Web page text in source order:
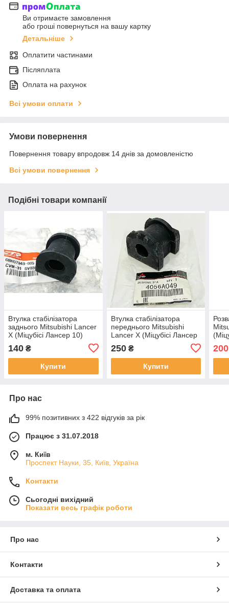
Ви отримаєте замовлення
або гроші повернуться на вашу картку
Детальніше
Оплатити частинами
Післяплата
Оплата на рахунок
Всі умови оплати
Умови повернення
Повернення товару впродовж 14 днів за домовленістю
Всі умови повернення
Подібні товари компанії
Втулка стабілізатора
заднього Mitsubishi Lancer
X (Міцубісі Лансер 10)
140 ₴
Купити
Втулка стабілізатора
переднього Mitsubishi
Lancer X (Міцубісі Лансер
4056A049
250₴
Купити
200
Про нас
99% позитивних з 422 відгуків за рік
Працює з 31.07.2018
м. Київ
Проспект Науки, 35, Київ, Україна
Контакти
Сьогодні вихідний
Показати весь графік роботи
Про нас
Контакти
Доставка та оплата